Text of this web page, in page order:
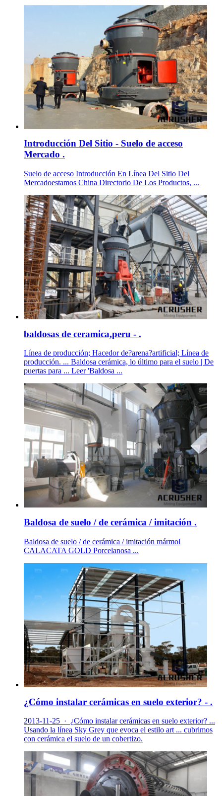
Introducción Del Sitio - Suelo de acceso
Mercado .
Suelo de acceso Introducción En Línea Del Sitio Del
Mercadoestamos China Directorio De Los Productos, ...
baldosas de ceramica,peru - .
Línea de producción; Hacedor de?arena?artificial; Línea de
producción. ... Baldosa cerámica, lo último para el suelo | De
puertas para ... Leer 'Baldosa ...
Baldosa de suelo / de cerámica / imitación .
Baldosa de suelo / de cerámica / imitación mármol
CALACATA GOLD Porcelanosa ...
¿Cómo instalar cerámicas en suelo exterior? - .
2013-11-25 · ¿Cómo instalar cerámicas en suelo exterior? ...
Usando la línea Sky Grey que evoca el estilo art ... cubrimos
con cerámica el suelo de un cobertizo.